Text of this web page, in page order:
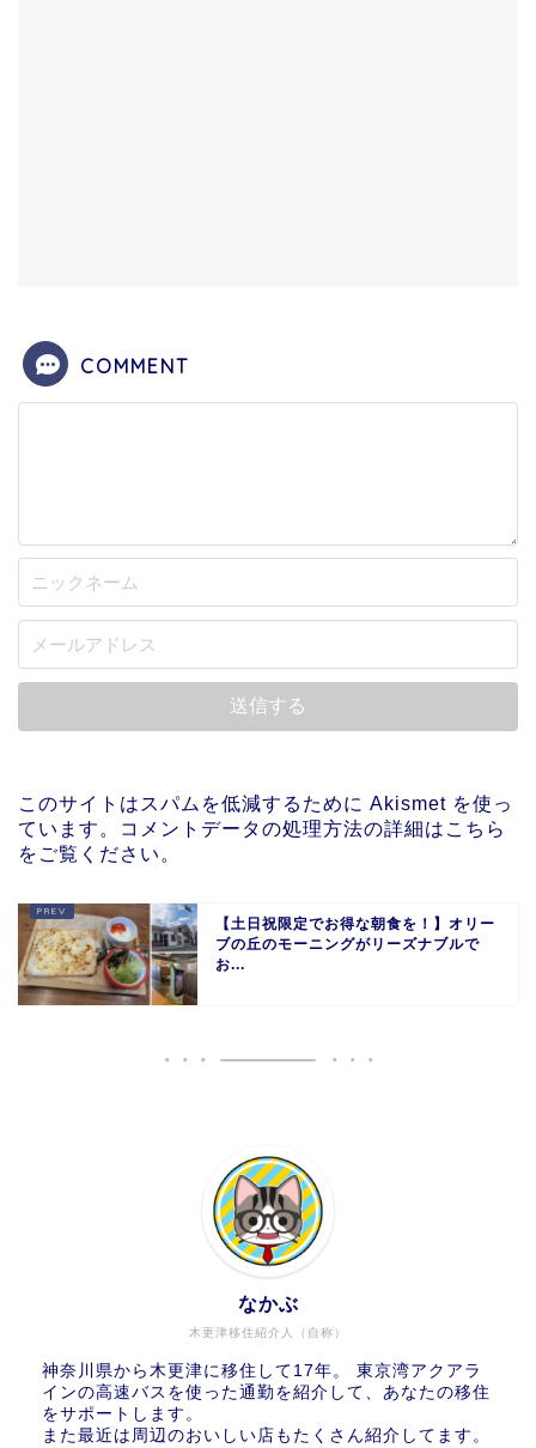
COMMENT
このサイトはスパムを低減するために Akismet を使っ
ています。
コメントデータの処理方法の詳細はこちら
をご覧ください 。
【土日祝限定でお得な朝食を！】オリー
ブの丘のモーニングがリーズナブルで
お...
木更津移住紹介人（自称）
なかぶ
神奈川県から木更津に移住して17年。 東京湾アクアラ
インの高速バスを使った通勤を紹介して、あなたの移住
をサポートします。
また最近は周辺のおいしい店もたくさん紹介してます。